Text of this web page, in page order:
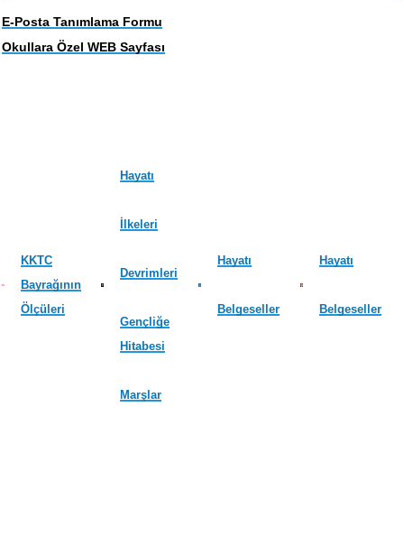
E-Posta Tanımlama Formu
Okullara Özel WEB Sayfası
KKTC
Bayrağının
Ölçüleri
Hayatı
İlkeleri
Devrimleri
Gençliğe
Hitabesi
Marşlar
Hayatı
Belgeseller
Hayatı
Belgeseller